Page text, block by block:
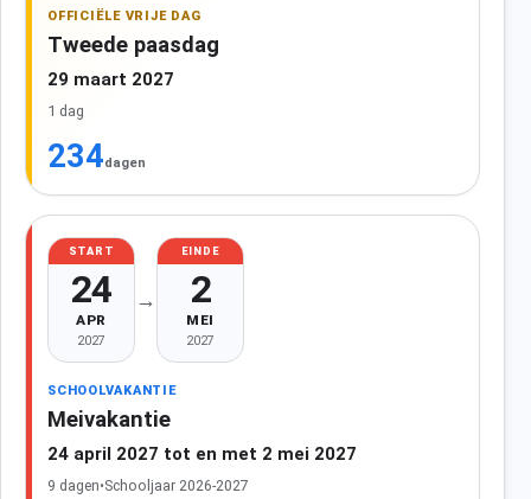
OFFICIËLE VRIJE DAG
Tweede paasdag
29 maart 2027
1 dag
234dagen
START
24
APR
2027
→
EINDE
2
MEI
2027
SCHOOLVAKANTIE
Meivakantie
24 april 2027 tot en met 2 mei 2027
9 dagen•Schooljaar 2026-2027